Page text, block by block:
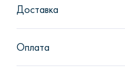
Доставка
Оплата